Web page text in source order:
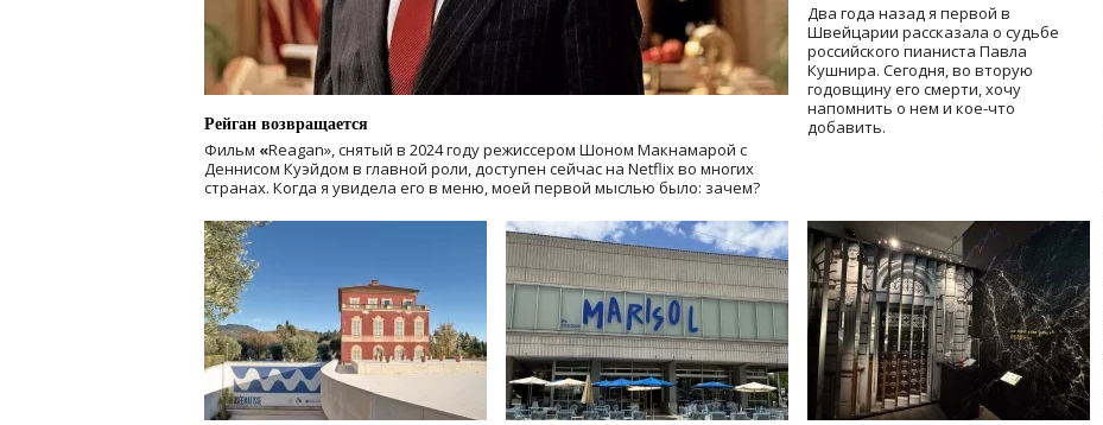
Рейган возвращается
Фильм «Reagan», снятый в 2024 годурежиссером Шоном Макнамарой с
Деннисом Куэйдом в главной роли, доступен сейчас на Netflix во многих
странах. Когда я увидела его в меню, моей первой мыслью было: зачем?
Два года назад я первой в
Швейцарии рассказала о судьбе
российского пианиста Павла
Кушнира. Сегодня, во вторую
годовщину его смерти, хочу
напомнить о нем и кое-что
добавить.